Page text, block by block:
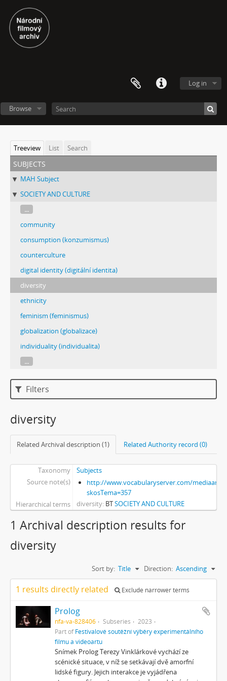
Log in
Browse
Treeview List Search
subjects
MAH Subject
SOCIETY AND CULTURE
...
community
consumption (konzumismus)
counterculture
digital identity (digitální identita)
diversity
ethnicity
feminism (feminismus)
globalization (globalizace)
individuality (individualita)
...
Filters
diversity
Related Archival description (1) Related Authority record (0)
Taxonomy
Subjects
Source note(s)
http://www.vocabularyserver.com/mediaart/
skosTema=357
Hierarchical terms
diversity BTSOCIETY AND CULTURE
1 Archival description results for
diversity
Sort by: Title Direction: Ascending
1 results directly related Exclude narrower terms
Prolog
nfa-va-828406 Subseries
2023
Part ofFestivalové soutěžní výběry experimentálního
filmu a videoartu
Snímek Prolog Terezy Vinklárkové vychází ze
scénické situace, v níž se setkávají dvě amorfní
lidské figury. Jejich interakce je vyjádřena